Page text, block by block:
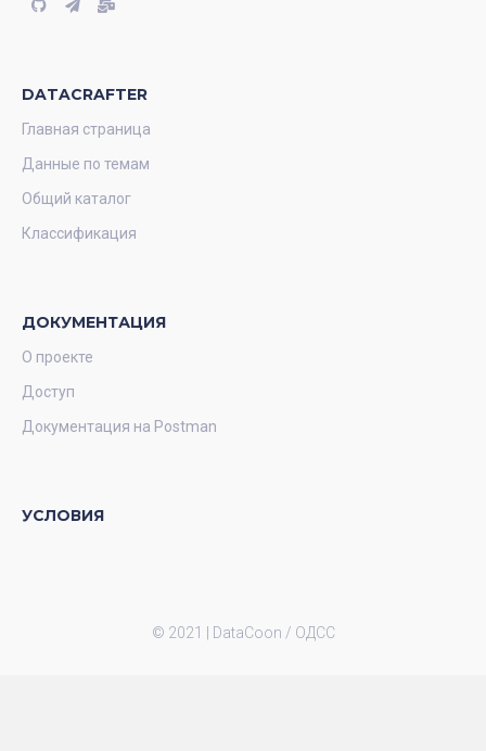
DATACRAFTER
Главная страница
Данные по темам
Общий каталог
Классификация
ДОКУМЕНТАЦИЯ
О проекте
Доступ
Документация на Postman
УСЛОВИЯ
© 2021 | DataCoon / ОДСС